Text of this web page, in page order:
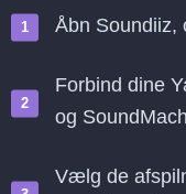
Åbn
Forbind dine
og
Vælg de